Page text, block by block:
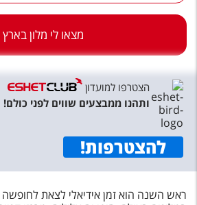
מלונות בחו"ל
Русский
מגזין אשת
שירות לקוחות
מצאו לי מלון בארץ
הצטרפו למועדון
ותהנו ממבצעים שווים לפני כולם!
להצטרפות!
ראש השנה הוא זמן אידיאלי לצאת לחופשה